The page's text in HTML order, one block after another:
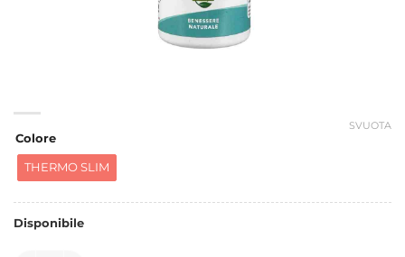
Colore
THERMO SLIM
SVUOTA
Disponibile